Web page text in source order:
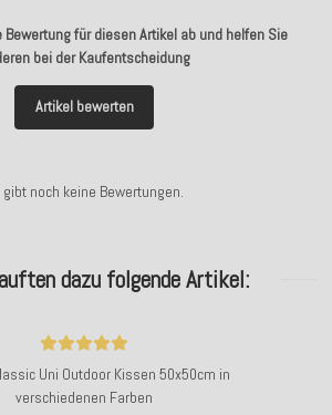
Bewertung für diesen Artikel ab und helfen Sie
bei der Kaufentscheidung
Artikel bewerten
gibt noch keine Bewertungen.
dazu folgende Artikel:
Uni Outdoor Kissen 50x50cm in
verschiedenen Farben